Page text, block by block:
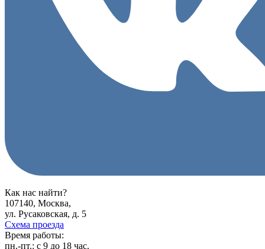
Как нас найти?
107140, Москва,
ул. Русаковская, д. 5
Схема проезда
Время работы:
пн.-пт.: с 9 до 18 час.